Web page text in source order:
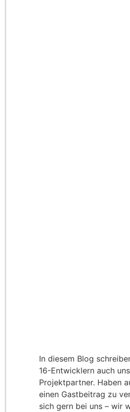
In diesem Blog
16-Entwicklern auch
Projektpartner. Haben
einen Gastbeitrag zu
sich gern bei uns – wir